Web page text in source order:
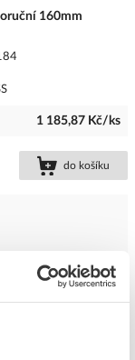
160mm
1 185,87 Kč/ks
do košíku